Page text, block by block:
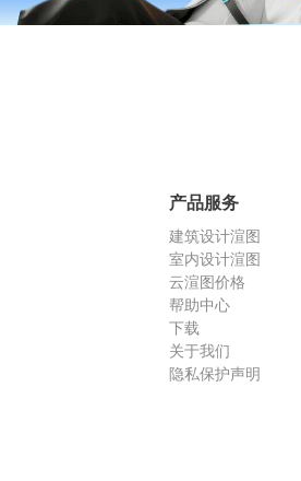
产品服务
建筑设计渲图
室内设计渲图
云渲图价格
帮助中心
下载
关于我们
隐私保护声明